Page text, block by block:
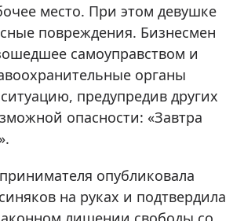
место. При этом девушке
повреждения. Бизнесмен
самоуправством и
органы
предупредив других
опасности: «Завтра
опубликовала
на руках и подтвердила